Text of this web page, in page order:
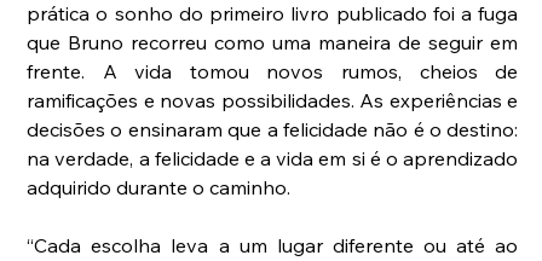
prática o sonho do primeiro livro publicado foi a fuga
que Bruno recorreu como uma maneira de seguir em
frente. A vida tomou novos rumos, cheios de
ramificações e novas possibilidades. As experiências e
decisões o ensinaram que a felicidade não é o destino:
na verdade, a felicidade e a vida em si é o aprendizado
adquirido durante o caminho.
“Cada escolha leva a um lugar diferente ou até ao